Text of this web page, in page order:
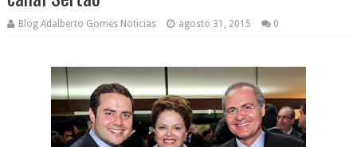
Blog Adalberto Gomes Noticias agosto 31, 2015 0